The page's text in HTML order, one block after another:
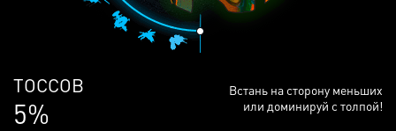
ЛЮДЕЙ
69%
Встань на сторону меньших
или доминируй с толпой!